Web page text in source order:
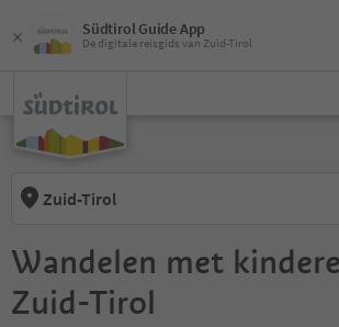
Südtirol Guide App
De digitale reisgids van Zuid-Tirol
Zuid-Tirol
Wandelen met
Zuid-Tirol